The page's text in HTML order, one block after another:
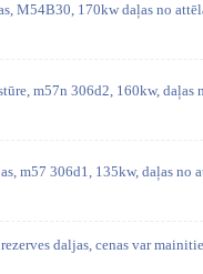
M54B30, 170kw daļas no
m57n 306d2, 160kw, daļas
m57 306d1, 135kw, daļas no
daljas, cenas var